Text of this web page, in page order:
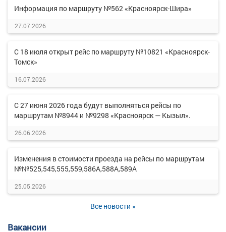
Информация по маршруту №562 «Красноярск-Шира»
27.07.2026
С 18 июля открыт рейс по маршруту №10821 «Красноярск-
Томск»
16.07.2026
С 27 июня 2026 года будут выполняться рейсы по
маршрутам №8944 и №9298 «Красноярск — Кызыл».
26.06.2026
Изменения в стоимости проезда на рейсы по маршрутам
№№525,545,555,559,586А,588А,589А
25.05.2026
Все новости »
Вакансии